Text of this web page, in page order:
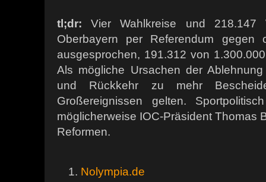
tl;dr: Vier Wahlkreise und
Oberbayern per Referendum gegen
ausgesprochen, 191.312 von
Als mögliche Ursachen der
und Rückkehr zu mehr
Großereignissen gelten.
möglicherweise IOC-Präsident Thomas
Reformen.
Nolympia.de